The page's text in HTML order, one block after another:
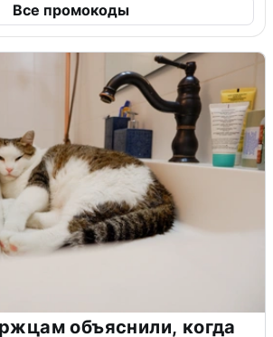
Все промокоды
объяснили, когда